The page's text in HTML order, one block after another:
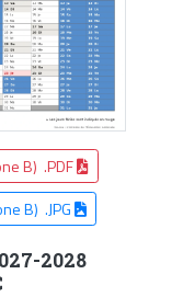
B) .PDF
B) .JPG
2028